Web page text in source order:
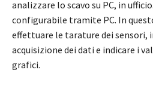
analizzare lo scavo su PC, in
configurabile tramite PC. In
effettuare le tarature dei sensori,
acquisizione dei dati e indicare i
grafici.